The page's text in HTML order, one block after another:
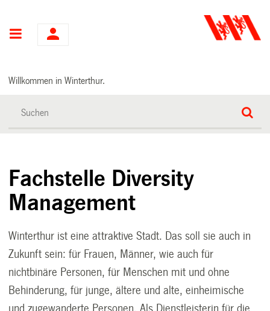
Hauptnavigation
Willkommen in Winterthur.
Fachstelle Diversity
Management
Winterthur ist eine attraktive Stadt. Das soll sie auch in
Zukunft sein: für Frauen, Männer, wie auch für
nichtbinäre Personen, für Menschen mit und ohne
Behinderung, für junge, ältere und alte, einheimische
und zugewanderte Personen. Als Dienstleisterin für die